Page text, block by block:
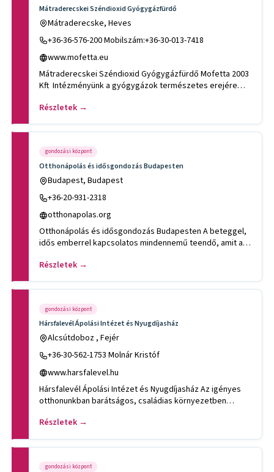
Mátraderecskei Széndioxid Gyógygázfürdő
Mátraderecske, Heves
+36-36-576-200 Mobilszám:+36-30-013-7418
www.mofetta.eu
Mátraderecskei Széndioxid Gyógygázfürdő Mofetta 2003
Kft Intézményünk a gyógygázok természetes erejére
Részletek →
gondozási központ
Otthonápolás és idősgondozás Budapesten
Budapest, Budapest
+36-20-931-2318
otthonapolas.org
Otthonápolás és idősgondozás Budapesten A beteggel,
idős emberrel kapcsolatos mindennemű teendő, amit a
Részletek →
gondozási központ
Hársfalevél Ápolási Intézet és Nyugdíjasház
Alcsútdoboz , Fejér
+36-30-562-1753 Molnár Kristóf
www.harsfalevel.hu
Hársfalevél Ápolási Intézet és Nyugdíjasház Az igényes
otthonunkban barátságos, családias környezetben
Részletek →
gondozási központ